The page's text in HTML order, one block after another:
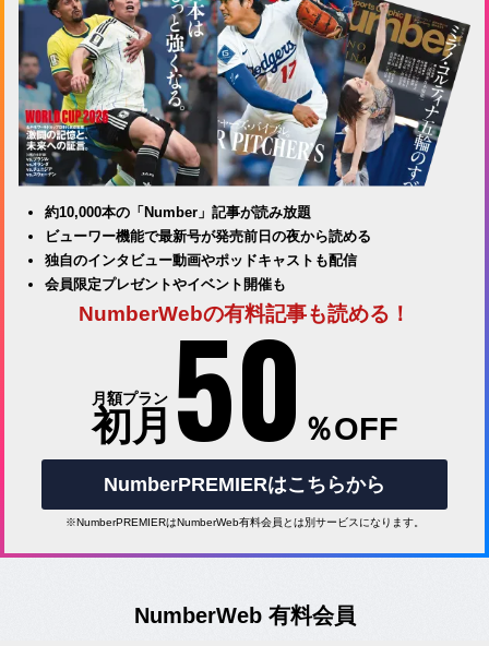
約10,000本の「Number」記事が読み放題
ビューワー機能で最新号が発売前日の夜から読める
独自のインタビュー動画やポッドキャストも配信
会員限定プレゼントやイベント開催も
NumberWebの有料記事も読める！
月額プラン
初月 50 ％OFF
NumberPREMIERはこちらから
※NumberPREMIERはNumberWeb有料会員とは別サービスになります。
NumberWeb 有料会員